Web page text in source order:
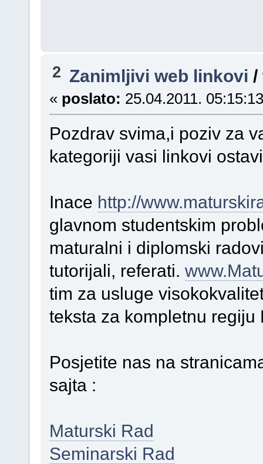
2 Zanimljivi web linkovi /
« poslato: 25.04.2011.
Pozdrav svima,i poziv za
kategoriji vasi linkovi
Inace http://
glavnom studentskim
maturalni i diplomski
tutorijali, referati.
tim za usluge
teksta za kompletnu regiju
Posjetite nas na
sajta :
Maturski Rad
Seminarski Rad